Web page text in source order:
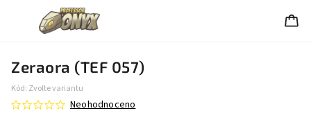
Zeraora (TEF 057)
Kód: Zvolte variantu
Neohodnoceno